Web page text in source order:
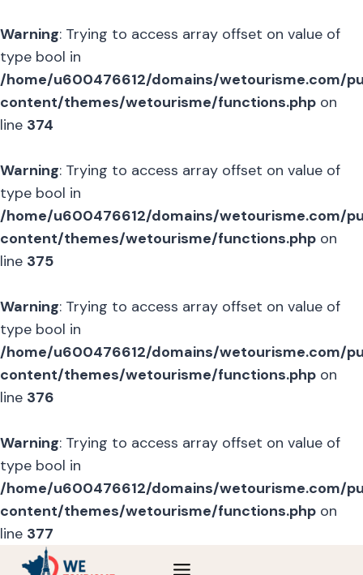
Warning: Trying to access array offset on value of
type bool in
/home/u600476612/domains/wetourisme.com/
content/themes/wetourisme/functions.php on
line 374
Warning: Trying to access array offset on value of
type bool in
/home/u600476612/domains/wetourisme.com/
content/themes/wetourisme/functions.php on
line 375
Warning: Trying to access array offset on value of
type bool in
/home/u600476612/domains/wetourisme.com/
content/themes/wetourisme/functions.php on
line 376
Warning: Trying to access array offset on value of
type bool in
/home/u600476612/domains/wetourisme.com/
content/themes/wetourisme/functions.php on
line 377